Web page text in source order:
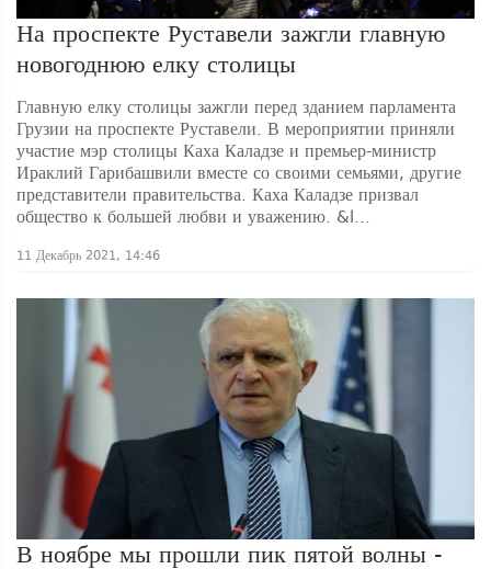
На проспекте Руставели зажгли главную
новогоднюю елку столицы
Главную елку столицы зажгли перед зданием парламента
Грузии на проспекте Руставели. В мероприятии приняли
участие мэр столицы Каха Каладзе и премьер-министр
Ираклий Гарибашвили вместе со своими семьями, другие
представители правительства. Каха Каладзе призвал
общество к большей любви и уважению. &l...
11 Декабрь 2021, 14:46
В ноябре мы прошли пик пятой волны -